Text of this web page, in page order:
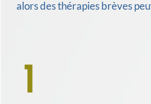
alors des thérapies brèves
1